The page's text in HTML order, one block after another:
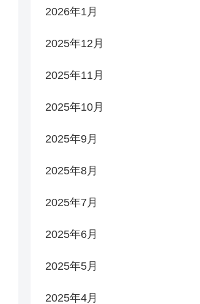
2026年1月
2025年12月
2025年11月
2025年10月
2025年9月
2025年8月
2025年7月
2025年6月
2025年5月
2025年4月